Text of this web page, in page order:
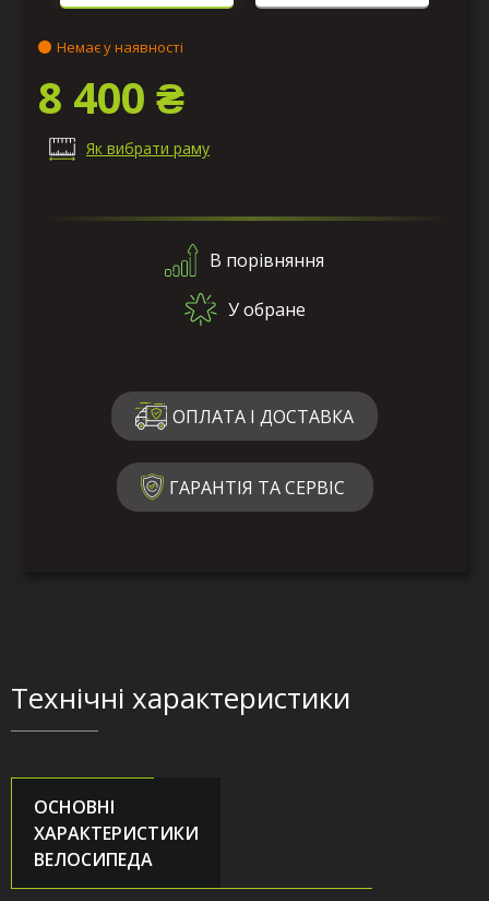
Немає у наявності
8 400 ₴
Як вибрати раму
В порівняння
У обране
ОПЛАТА І ДОСТАВКА
ГАРАНТІЯ ТА СЕРВІС
Технічні характеристики
ОСНОВНІ
ХАРАКТЕРИСТИКИ
ВЕЛОСИПЕДА